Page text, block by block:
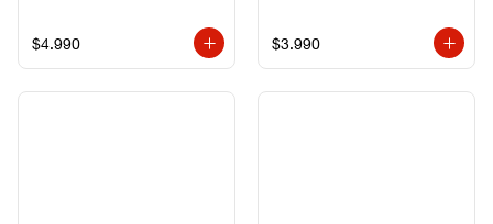
$4.990 $3.990